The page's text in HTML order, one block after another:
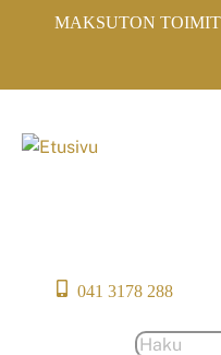
MAKSUTON
041 3178 288